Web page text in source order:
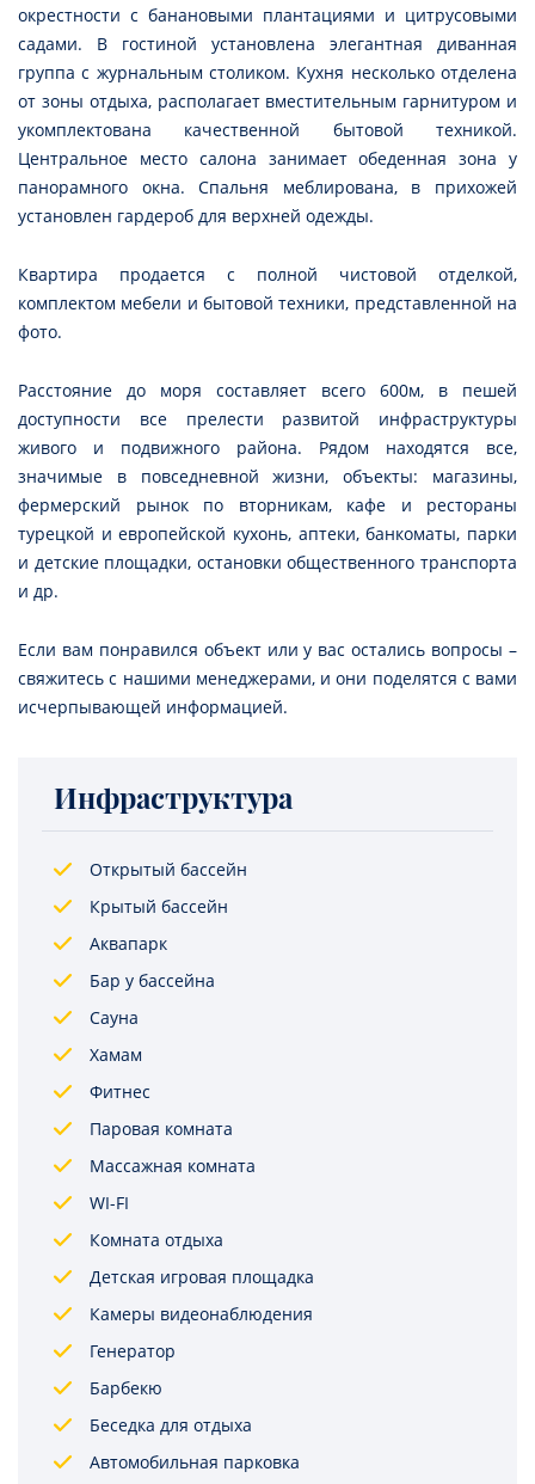
окрестности с банановыми плантациями и цитрусовыми
садами. В гостиной установлена элегантная диванная
группа с журнальным столиком. Кухня несколько отделена
от зоны отдыха, располагает вместительным гарнитуром и
укомплектована качественной бытовой техникой.
Центральное место салона занимает обеденная зона у
панорамного окна. Спальня меблирована, в прихожей
установлен гардероб для верхней одежды.
Квартира продается с полной чистовой отделкой,
комплектом мебели и бытовой техники, представленной на
фото.
Расстояние до моря составляет всего 600м, в пешей
доступности все прелести развитой инфраструктуры
живого и подвижного района. Рядом находятся все,
значимые в повседневной жизни, объекты: магазины,
фермерский рынок по вторникам, кафе и рестораны
турецкой и европейской кухонь, аптеки, банкоматы, парки
и детские площадки, остановки общественного транспорта
и др.
Если вам понравился объект или у вас остались вопросы –
свяжитесь с нашими менеджерами, и они поделятся с вами
исчерпывающей информацией.
Инфраструктура
Открытый бассейн
Крытый бассейн
Аквапарк
Бар у бассейна
Сауна
Хамам
Фитнес
Паровая комната
Массажная комната
WI-FI
Комната отдыха
Детская игровая площадка
Камеры видеонаблюдения
Генератор
Барбекю
Беседка для отдыха
Автомобильная парковка